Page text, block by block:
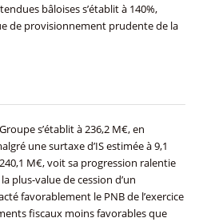
bâloises s’établit à 140%,
de provisionnement prudente de la
s’établit à 236,2 M€, en
une surtaxe d’IS estimée à 9,1
M€, voit sa progression ralentie
plus-value de cession d’un
favorablement le PNB de l’exercice
fiscaux moins favorables que